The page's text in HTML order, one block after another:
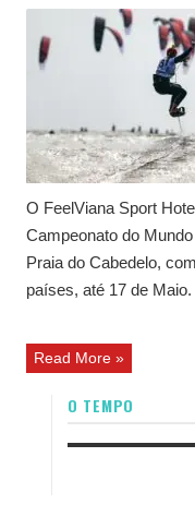
O FeelViana Sport
Campeonato do
Praia do Cabedelo,
países, até 17 de Maio.
Read More »
O TEMPO